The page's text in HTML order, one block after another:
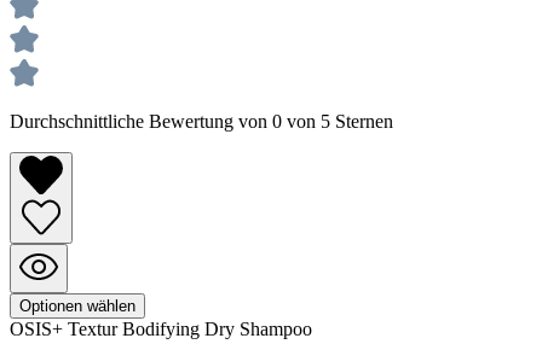
Durchschnittliche Bewertung von 0 von 5 Sternen
Optionen wählen
OSIS+ TexturBodifying Dry Shampoo